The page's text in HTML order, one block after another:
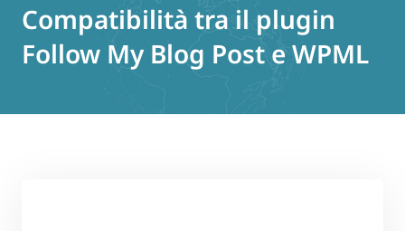
Compatibilità tra il plugin
Follow My Blog Post e WPML